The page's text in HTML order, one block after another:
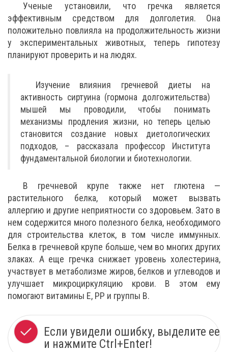
Ученые установили, что гречка является
эффективным средством для долголетия. Она
положительно повлияла на продолжительность жизни
у экспериментальных животных, теперь гипотезу
планируют проверить и на людях.
Изучение влияния гречневой диеты на
активность сиртуина (гормона долгожительства)
мышей мы проводили, чтобы понимать
механизмы продления жизни, но теперь целью
становится создание новых диетологических
подходов, – рассказала профессор Института
фундаментальной биологии и биотехнологии.
В гречневой крупе также нет глютена —
растительного белка, который может вызвать
аллергию и другие неприятности со здоровьем. Зато в
нем содержится много полезного белка, необходимого
для строительства клеток, в том числе иммунных.
Белка в гречневой крупе больше, чем во многих других
злаках. А еще гречка снижает уровень холестерина,
участвует в метаболизме жиров, белков и углеводов и
улучшает микроциркуляцию крови. В этом ему
помогают витамины Е, PP и группы В.
Если увидели ошибку, выделите ее
и нажмите Ctrl+Enter!